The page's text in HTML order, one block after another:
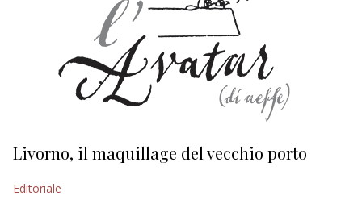
Livorno, il maquillage del vecchio porto
Editoriale